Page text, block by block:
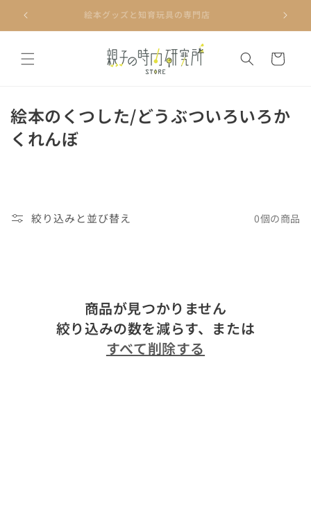
ンツに
進む
絵本グッズと知育玩具の専門店
ー
コ
レ
ン
絵本のくつした/どうぶついろいろか
くれんぼ
絞り込みと並び替え 0個の商品
商品が見つかりません
絞り込みの数を減らす、または
すべて削除する